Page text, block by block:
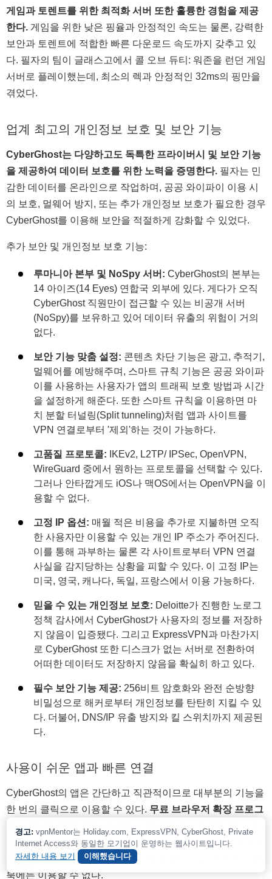
게임과 토렌트를 위한 최적화 서버 또한 훌륭한 경험을 제공
한다. 게임을 위한 낮은 핑율과 안정적인 속도는 물론, 강력한
보안과 토렌트에 적합한 빠른 다운로드 속도까지 갖추고 있
다. 필자의 팀이 글래스고에서 콜 오브 듀티: 워존을 런던 게임
서버로 플레이했는데, 최소의 렉과 안정적인 32ms의 핑만을
겪었다.
업계 최고의 개인정보 보호 및 보안 기능
CyberGhost는 다양하고도 독특한 프라이버시 및 보안 기능
을 제공하여 데이터 보호를 위한 노력을 증명한다. 필자는 민
감한 데이터를 온라인으로 작업하며, 공공 와이파이 이용 시
의 보호, 멀웨어 방지, 또는 추가 개인정보 보호가 필요한 경우
CyberGhost를 이용해 보안을 적절하게 강화할 수 있었다.
추가 보안 및 개인정보 보호 기능:
루마니아 본부 및 NoSpy 서버: CyberGhost의 본부는
14 아이즈(14 Eyes) 연합국 외부에 있다. 게다가 오직
CyberGhost 직원만이 접근할 수 있는 비공개 서버
(NoSpy)를 보유하고 있어 데이터 유출의 위험이 거의
없다.
보안 기능 맞춤 설정: 콘텐츠 차단 기능은 광고, 추적기,
멀웨어를 예방해주며, 스마트 규칙 기능은 공공 와이파
이를 사용하는 사용자가 앱의 트래픽 보호 방법과 시간
을 설정하게 해준다. 또한 스마트 규칙을 이용하면 마
치 분할 터널링(Split tunneling)처럼 앱과 사이트를
VPN 연결로부터 '제외'하는 것이 가능하다.
고품질 프로토콜: IKEv2, L2TP/ IPSec, OpenVPN,
WireGuard 중에서 원하는 프로토콜을 선택할 수 있다.
그러나 안타깝게도 iOS나 맥OS에서는 OpenVPN을 이
용할 수 없다.
고정 IP 옵션: 매월 적은 비용을 추가로 지불하면 오직
한 사용자만 이용할 수 있는 개인 IP 주소가 주어진다.
이를 통해 과부하는 물론 각 사이트로부터 VPN 연결
사실을 감지당하는 상황을 피할 수 있다. 이 고정 IP는
미국, 영국, 캐나다, 독일, 프랑스에서 이용 가능하다.
믿을 수 있는 개인정보 보호: Deloitte가 진행한 노로그
정책 감사에서 CyberGhost가 사용자의 정보를 저장하
지 않음이 입증됐다. 그리고 ExpressVPN과 마찬가지
로 CyberGhost 또한 디스크가 없는 서버로 전환하여
어떠한 데이터도 저장하지 않음을 확실히 하고 있다.
필수 보안 기능 제공: 256비트 암호화와 완전 순방향
비밀성으로 해커로부터 개인정보를 탄탄히 지킬 수 있
다. 더불어, DNS/IP 유출 방지와 킬 스위치까지 제공된
다.
사용이 쉬운 앱과 빠른 연결
CyberGhost의 앱은 간단하고 직관적이므로 대부분의 기능을
한 번의 클릭으로 이용할 수 있다. 무료 브라우저 확장 프로그
램도 제공하지만, 이는 단순한 프록시에 지나지 않으며
국가에서 사용할 수 있는 것은 아니다. 또한, 여러 대중적인 운
영 체제(윈도우, 맥OS, 리눅스 등)와 호환되기는 하지만 크롬
북에는 이용할 수 없다.
경고: vpnMentor는 Holiday.com, ExpressVPN, CyberGhost, Private
Internet Access와 동일한 모기업이 운영하는 웹사이트입니다.
자세한 내용 보기
이해했습니다